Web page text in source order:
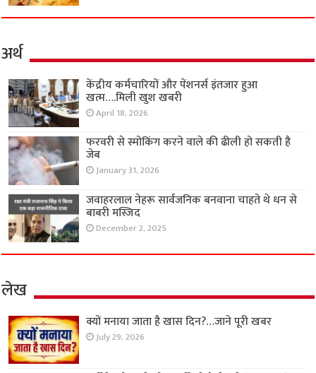
अर्थ
केंद्रीय कर्मचारियों और पेंशनर्स इंतजार हुआ
खत्म….मिली खुश खबरी
April 18, 2026
फरवरी से स्मोकिंग करने वाले की ढीली हो सकती है
जेब
January 31, 2026
जवाहरलाल नेहरू सार्वजनिक बनवाना चाहते थे धन से
बाबरी मस्जिद
December 2, 2025
लेख
क्यों मनाया जाता है खास दिन?…जाने पूरी खबर
July 29, 2026